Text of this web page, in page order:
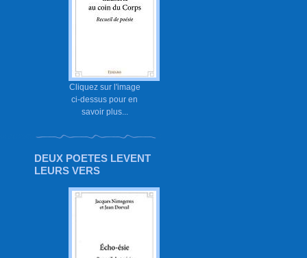
Cliquez sur l'image
ci-dessus pour en
savoir plus...
DEUX POETES LEVENT
LEURS VERS